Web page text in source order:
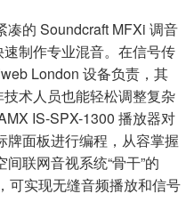
凑的 Soundcraft MFXi 调音
制作专业混音。在信号传
London 设备负责，其
术人员也能轻松调整复杂
IS-SPX-1300 播放器对
牌面板进行编程，从容掌握
联网音视系统“骨干”的
可实现无缝音频播放和信号